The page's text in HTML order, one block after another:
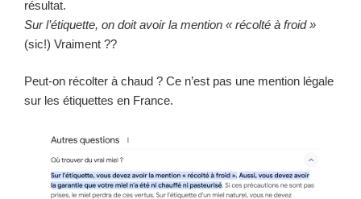
résultat.
Sur l’étiquette, on doit avoir la mention « récolté à froid »
(sic!) Vraiment ??
Peut-on récolter à chaud ? Ce n’est pas une mention légale
sur les étiquettes en France.